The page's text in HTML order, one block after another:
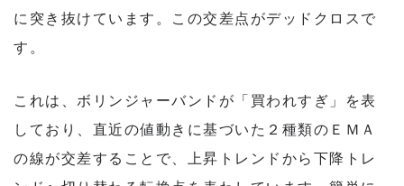
に突き抜けています。この交差点がデッドクロスで
す。
これは、ボリンジャーバンドが「買われすぎ」を表
しており、直近の値動きに基づいた２種類のＥＭＡ
の線が交差することで、上昇トレンドから下降トレ